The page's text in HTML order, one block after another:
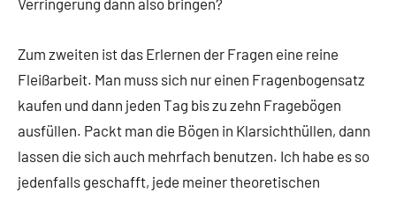
Verringerung dann also bringen?
Zum zweiten ist das Erlernen der Fragen eine reine
Fleißarbeit. Man muss sich nur einen Fragenbogensatz
kaufen und dann jeden Tag bis zu zehn Fragebögen
ausfüllen. Packt man die Bögen in Klarsichthüllen, dann
lassen die sich auch mehrfach benutzen. Ich habe es so
jedenfalls geschafft, jede meiner theoretischen